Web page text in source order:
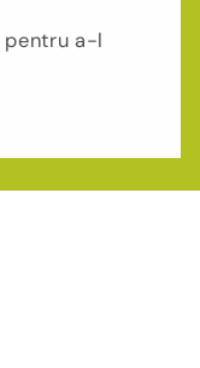
pentru a-l